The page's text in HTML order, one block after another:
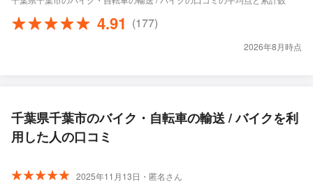
4.91 (177)
2026年8月時点
千葉県千葉市のバイク・自転車の輸送 / バイクを利
用した人の口コミ
2025年11月13日・匿名さん